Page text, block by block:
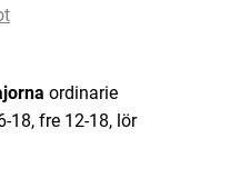
ordinarie
18, fre 12-18, lör